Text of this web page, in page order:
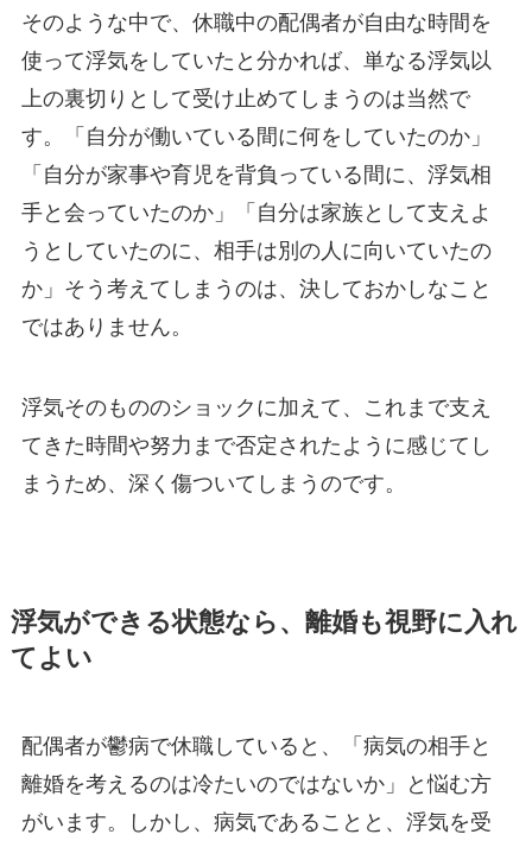
そのような中で、休職中の配偶者が自由な時間を
使って浮気をしていたと分かれば、単なる浮気以
上の裏切りとして受け止めてしまうのは当然で
す。「自分が働いている間に何をしていたのか」
「自分が家事や育児を背負っている間に、浮気相
手と会っていたのか」「自分は家族として支えよ
うとしていたのに、相手は別の人に向いていたの
か」そう考えてしまうのは、決しておかしなこと
ではありません。
浮気そのもののショックに加えて、これまで支え
てきた時間や努力まで否定されたように感じてし
まうため、深く傷ついてしまうのです。
浮気ができる状態なら、離婚も視野に入れ
てよい
配偶者が鬱病で休職していると、「病気の相手と
離婚を考えるのは冷たいのではないか」と悩む方
がいます。しかし、病気であることと、浮気を受